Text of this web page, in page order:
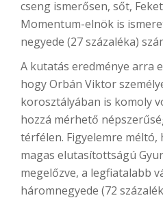
cseng ismerősen, sőt,
Momentum-elnök is
negyede (27 százaléka)
A kutatás eredménye arra
hogy Orbán Viktor
korosztályában is komoly
hozzá mérhető
térfélen. Figyelemre méltó,
magas elutasítottságú
megelőzve, a legfiatalabb
háromnegyede (72